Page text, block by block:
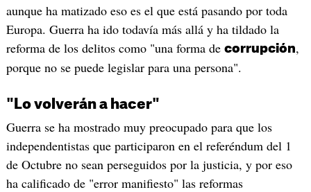
aunque ha matizado eso es el que está pasando por toda
Europa. Guerra ha ido todavía más allá y ha tildado la
reforma de los delitos como "una forma de corrupción,
porque no se puede legislar para una persona".
"Lo volverán a hacer"
Guerra se ha mostrado muy preocupado para que los
independentistas que participaron en el referéndum del 1
de Octubre no sean perseguidos por la justicia, y por eso
ha calificado de "error manifiesto" las reformas